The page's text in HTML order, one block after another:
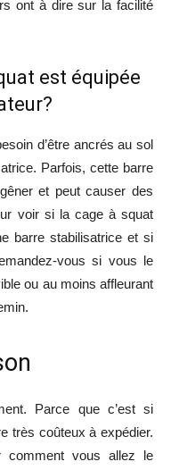
ont à dire sur la facilité
est équipée
d’être ancrés au sol
Parfois, cette barre
et peut causer des
voir si la cage à squat
barre stabilisatrice et si
vous si vous le
ou au moins affleurant
Parce que c’est si
très coûteux à expédier.
comment vous allez le